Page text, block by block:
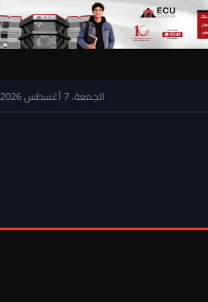
الجمعة، 7 أغسطس 2026